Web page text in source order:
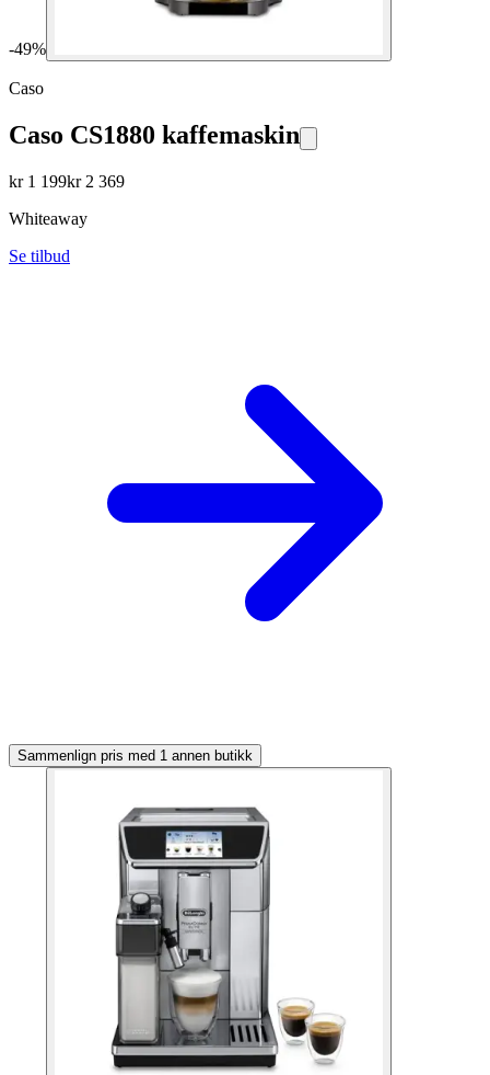
-49%
Caso
Caso CS1880 kaffemaskin
kr 1 199kr 2 369
Whiteaway
Se tilbud
Sammenlign pris med 1 annen butikk